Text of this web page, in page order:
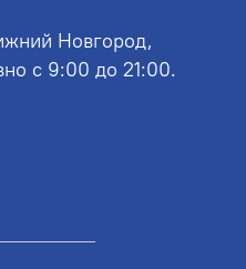
Новгород,
с 9:00 до 21:00.